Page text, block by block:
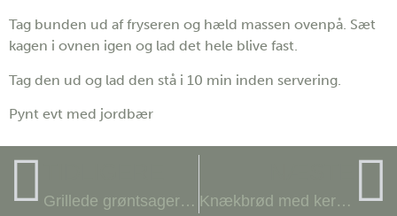
Tag bunden ud af fryseren og hæld massen ovenpå. Sæt
kagen i ovnen igen og lad det hele blive fast.
Tag den ud og lad den stå i 10 min inden servering.
Pynt evt med jordbær
Grillede grøntsager og cous cous Knækbrød med kerner, frø og æg